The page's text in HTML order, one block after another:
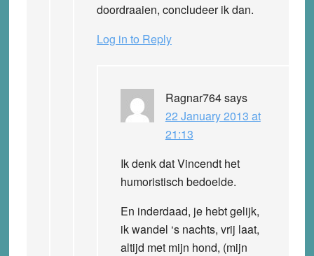
doordraaien, concludeer ik dan.
Log in to Reply
Ragnar764says
22 January 2013 at
21:13
Ik denk dat Vincendt het
humoristisch bedoelde.
En inderdaad, je hebt gelijk,
ik wandel ‘s nachts, vrij laat,
altijd met mijn hond, (mijn